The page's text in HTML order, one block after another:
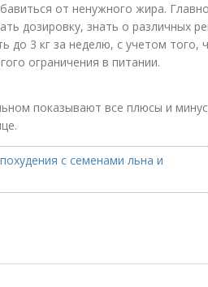
от ненужного жира.
дозировку, знать о различных
3 кг за неделю, с учетом того,
ограничения в питании.
показывают все плюсы и